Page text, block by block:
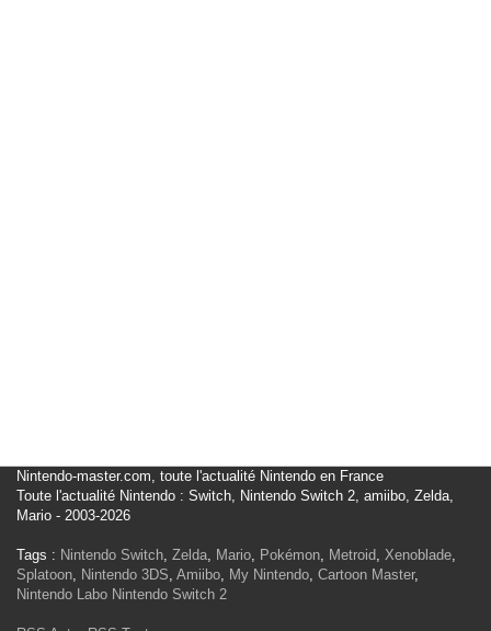
Nintendo-master.com, toute l'actualité Nintendo en France
Toute l'actualité Nintendo : Switch, Nintendo Switch 2, amiibo, Zelda,
Mario - 2003-2026
Tags : Nintendo Switch, Zelda, Mario, Pokémon, Metroid, Xenoblade,
Splatoon, Nintendo 3DS, Amiibo, My Nintendo, Cartoon Master,
Nintendo Labo Nintendo Switch 2